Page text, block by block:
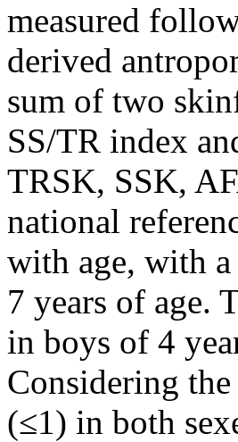
measured
derived
sum of two
SS/TR index
TRSK, SSK,
national
with age, with
7 years of age.
in boys of 4
Considering
(≤1) in both